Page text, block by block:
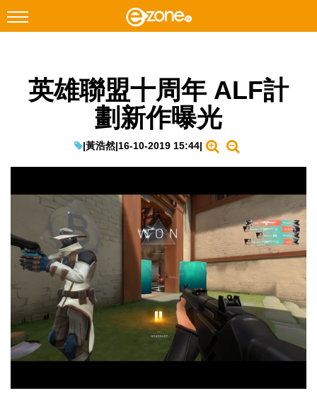
Facebook Instagram
遊戲動漫
教學評測
IT Times
生成式AI與雲端應用
Enterprise Digital Transformation
特集
英雄聯盟十周年 ALF計
劃新作曝光
|黃浩然|16-10-2019 15:44|